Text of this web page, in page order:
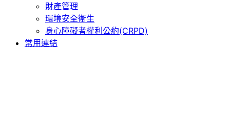
財產管理
環境安全衛生
身心障礙者權利公約(CRPD)
常用連結